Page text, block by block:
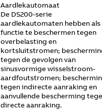
Aardlekautomaat
De DS200-serie
aardlekautomaten hebben als
functie te beschermen tegen
overbelasting en
kortsluitstromen;
tegen de gevolgen van
sinusvormige wisselstroom-
aardfoutstromen;
tegen indirecte aanraking en
aanvullende bescherming
directe aanraking.